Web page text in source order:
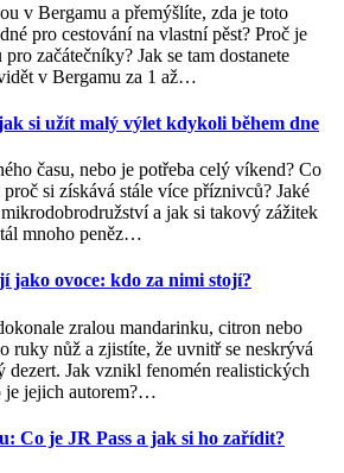
v Bergamu a přemýšlíte, zda je toto
pro cestování na vlastní pěst? Proč je
začátečníky? Jak se tam dostanete
v Bergamu za 1 až…
si užít malý výlet kdykoli během dne
času, nebo je potřeba celý víkend? Co
si získává stále více příznivců? Jaké
a jak si takový zážitek
mnoho peněz…
jako ovoce: kdo za nimi stojí?
zralou mandarinku, citron nebo
ruky nůž a zjistíte, že uvnitř se neskrývá
dezert. Jak vznikl fenomén realistických
jejich autorem?…
Co je JR Pass a jak si ho zařídit?